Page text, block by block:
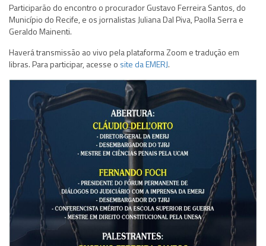
Participarão do encontro o procurador Gustavo Ferreira Santos, do
Município do Recife, e os jornalistas Juliana Dal Piva, Paolla Serra e
Geraldo Mainenti.
Haverá transmissão ao vivo pela plataforma Zoom e tradução em
libras. Para participar, acesse o site da EMERJ.